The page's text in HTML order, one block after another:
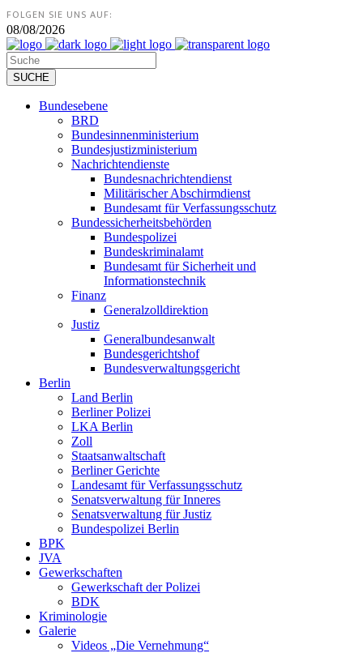
FOLGEN SIE UNS AUF:
08/08/2026
Bundesebene
BRD
Bundesinnenministerium
Bundesjustizministerium
Nachrichtendienste
Bundesnachrichtendienst
Militärischer Abschirmdienst
Bundesamt für Verfassungsschutz
Bundessicherheitsbehörden
Bundespolizei
Bundeskriminalamt
Bundesamt für Sicherheit und
Informationstechnik
Finanz
Generalzolldirektion
Justiz
Generalbundesanwalt
Bundesgerichtshof
Bundesverwaltungsgericht
Berlin
Land Berlin
Berliner Polizei
LKA Berlin
Zoll
Staatsanwaltschaft
Berliner Gerichte
Landesamt für Verfassungsschutz
Senatsverwaltung für Inneres
Senatsverwaltung für Justiz
Bundespolizei Berlin
BPK
JVA
Gewerkschaften
Gewerkschaft der Polizei
BDK
Kriminologie
Galerie
Videos „Die Vernehmung“